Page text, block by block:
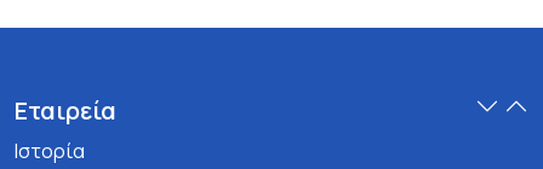
Εταιρεία
Ιστορία